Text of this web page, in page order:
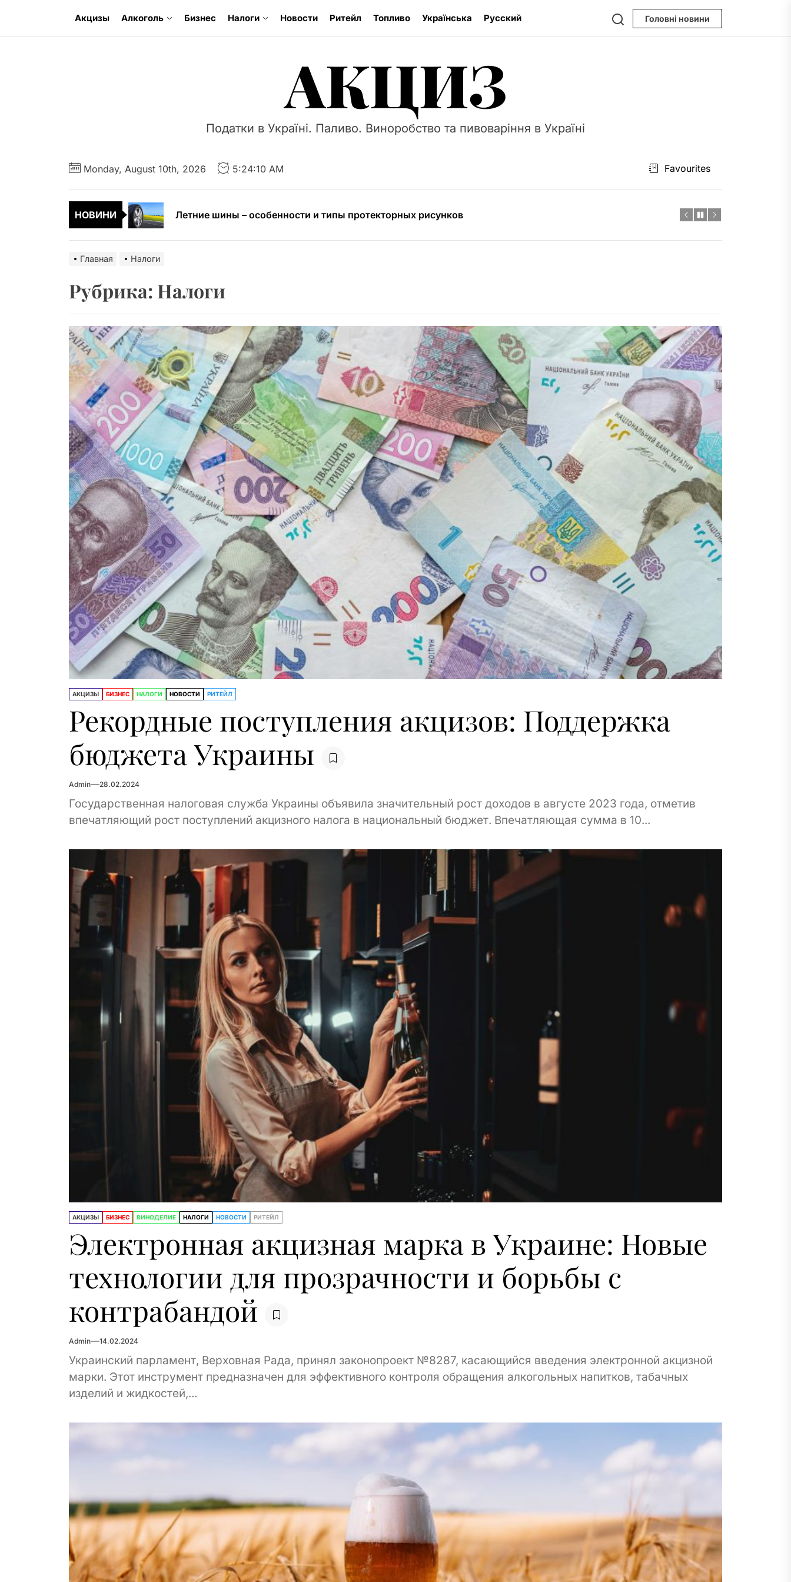
содержимому
Акцизы Алкоголь Бизнес Налоги Новости Ритейл Топливо Українська Русский Поиск Головні новини
АКЦИЗ
Податки в Україні. Паливо. Виноробство та пивоваріння в Україні
Monday, August 10th, 2026 5:24:12 AM Favourites
НОВИНИ
Криминальный адвокат: профессиональная помощь в Киеве
Когда трал полуприцеп тяжеловоз является незаменимым
Летние шины – особенности и типы протекторных рисунков
Apple Watch в фитнес — зале: какие ремешки лучше всего подойдут для тренировок?
Факторы, влияющие на стоимость резки бетона
Когда трал полуприцеп тяжеловоз является незаменимым
Летние шины – особенности и типы протекторных рисунков
Apple Watch в фитнес — зале: какие ремешки лучше всего подойдут для тренировок?
Факторы, влияющие на стоимость резки бетона
Криминальный адвокат: профессиональная помощь в Киеве
Главная Налоги
Рубрика: Налоги
АКЦИЗЫ БИЗНЕС НАЛОГИ НОВОСТИ РИТЕЙЛ
Рекордные поступления акцизов: Поддержка
бюджета Украины
Admin 28.02.2024
Государственная налоговая служба Украины объявила значительный рост доходов в августе 2023 года, отметив
впечатляющий рост поступлений акцизного налога в национальный бюджет. Впечатляющая сумма в 10...
АКЦИЗЫ БИЗНЕС ВИНОДЕЛИЕ НАЛОГИ НОВОСТИ РИТЕЙЛ
Электронная акцизная марка в Украине: Новые
технологии для прозрачности и борьбы с
контрабандой
Admin 14.02.2024
Украинский парламент, Верховная Рада, принял законопроект №8287, касающийся введения электронной акцизной
марки. Этот инструмент предназначен для эффективного контроля обращения алкогольных напитков, табачных
изделий и жидкостей,...